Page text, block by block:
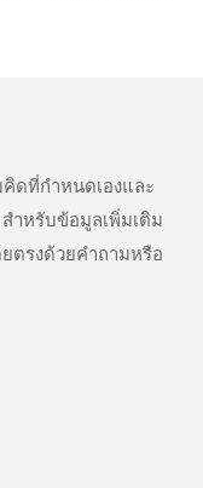
ดที่กำหนดเองและ
ำหรับข้อมูลเพิ่มเติม
ตรงด้วยคำถามหรือ